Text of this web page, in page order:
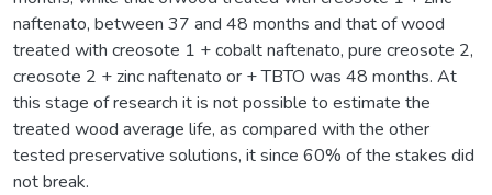
naftenato, between 37 and 48 months and that of wood
treated with creosote 1 + cobalt naftenato, pure creosote 2,
creosote 2 + zinc naftenato or + TBTO was 48 months. At
this stage of research it is not possible to estimate the
treated wood average life, as compared with the other
tested preservative solutions, it since 60% of the stakes did
not break.